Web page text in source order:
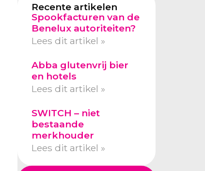
Recente artikelen
Spookfacturen van de
Benelux autoriteiten?
Lees dit artikel »
Abba glutenvrij bier
en hotels
Lees dit artikel »
SWITCH – niet
bestaande
merkhouder
Lees dit artikel »